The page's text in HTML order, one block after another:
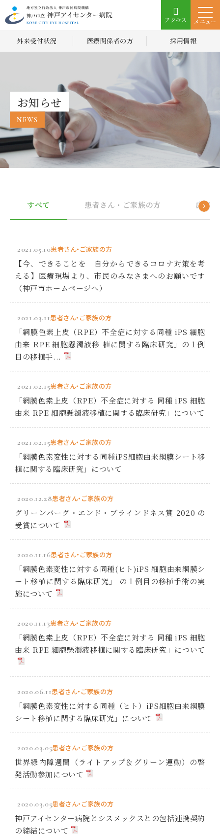
アクセス メニュー
外来受付状況 医療関係者の方 採用情報
お知らせ
NEWS
すべて 患者さん・ご家族の方 広報誌
2021.05.10患者さん・ご家族の方
【今、できることを 自分からできるコロナ対策を考
える】医療現場より、市民のみなさまへのお願いです
（神戸市ホームページへ）
2021.03.11患者さん・ご家族の方
「網膜色素上皮（RPE）不全症に対する同種 iPS 細胞
由来 RPE 細胞懸濁液移 植に関する臨床研究」の１例
目の移植手...
2021.02.15患者さん・ご家族の方
「網膜色素上皮（RPE）不全症に対する 同種 iPS 細胞
由来 RPE 細胞懸濁液移植に関する臨床研究」について
2021.02.15患者さん・ご家族の方
「網膜色素変性に対する同種iPS細胞由来網膜シート移
植に関する臨床研究」について
2020.12.28患者さん・ご家族の方
グリーンバーグ・エンド・ブラインドネス賞 2020 の
受賞について
2020.11.16患者さん・ご家族の方
「網膜色素変性に対する同種(ヒト)iPS 細胞由来網膜シ
ート移植に関する臨床研究」 の１例目の移植手術の実
施について
2020.11.13患者さん・ご家族の方
「網膜色素上皮（RPE）不全症に対する 同種 iPS 細胞
由来 RPE 細胞懸濁液移植に関する臨床研究」について
2020.06.11患者さん・ご家族の方
「網膜色素変性に対する同種（ヒト）iPS細胞由来網膜
シート移植に関する臨床研究」について
2020.03.05患者さん・ご家族の方
世界緑内障週間（ライトアップ＆グリーン運動）の啓
発活動参加について
2020.03.05患者さん・ご家族の方
神戸アイセンター病院とシスメックスとの包括連携契約
の締結について